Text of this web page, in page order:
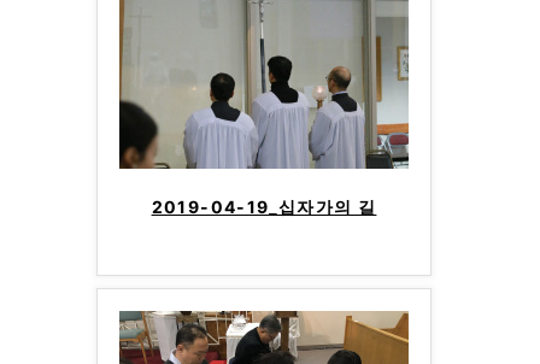
2019-04-19_십자가의 길